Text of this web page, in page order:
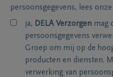
persoonsgegevens, lees onze
ja, DELA Verzorgen mag
persoonsgegevens
Groep om mij op de
producten en diensten.
verwerking van